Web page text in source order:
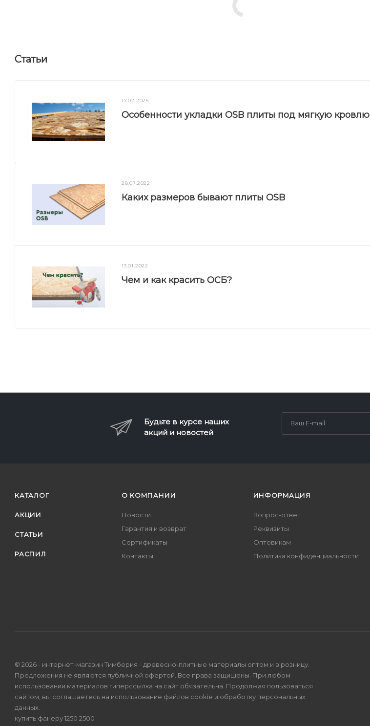
Статьи
17.02.2025
Особенности укладки OSB плиты под мягкую кровлю
28.07.2022
Каких размеров бывают плиты OSB
13.01.2022
Чем и как красить ОСБ?
Будьте в курсе наших
акций и новостей
КАТАЛОГ
АКЦИИ
СТАТЬИ
РАСПИЛ
О КОМПАНИИ
Новости
Гарантия и возврат
Сертификаты
Контакты
ИНФОРМАЦИЯ
Вопрос-ответ
Реквизиты
Оптовикам
Политика конфиденциальности
© 2026 - интернет-магазин Тимберия - древесно-плитные материалы оптом и в розницу.
Предложения не являются публичной офертой. Все права защищены. При любом
использовании материалов гиперссылка на сайт обязательна. Продолжая пользоваться
сайтом, вы соглашаетесь на использование файлов cookie и обработку персональных
данных
купить фанеру 1250 2500